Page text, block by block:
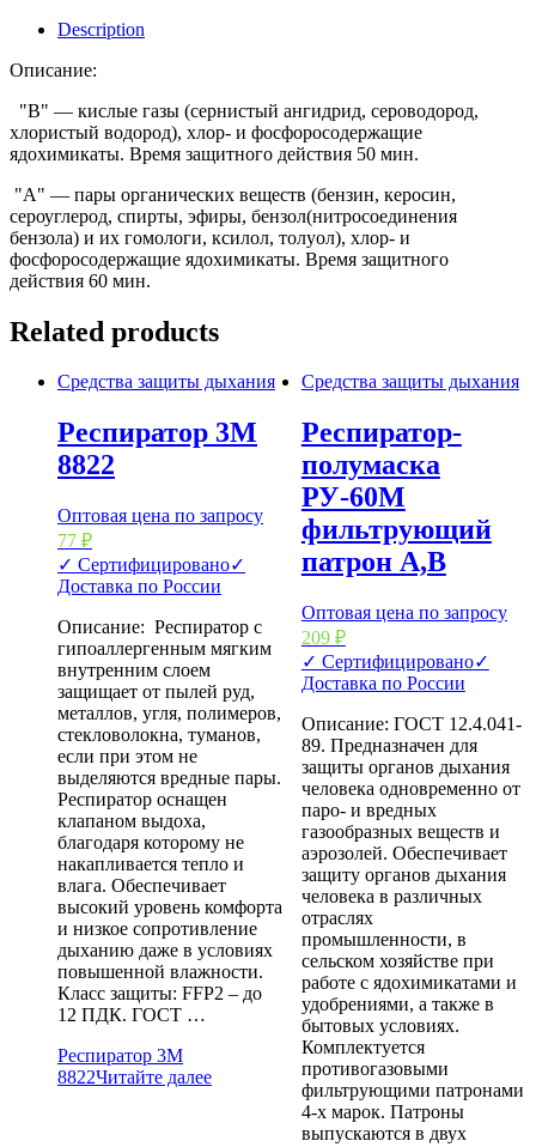
Description
Описание:
"В" — кислые газы (сернистый ангидрид, сероводород,
хлористый водород), хлор- и фосфоросодержащие
ядохимикаты. Время защитного действия 50 мин.
"А" — пары органических веществ (бензин, керосин,
сероуглерод, спирты, эфиры, бензол(нитросоединения
бензола) и их гомологи, ксилол, толуол), хлор- и
фосфоросодержащие ядохимикаты. Время защитного
действия 60 мин.
Related products
Средства защиты дыхания
Респиратор 3М
8822
Оптовая цена по запросу
77 ₽
✓ Сертифицировано✓
Доставка по России
Описание: Респиратор с
гипоаллергенным мягким
внутренним слоем
защищает от пылей руд,
металлов, угля, полимеров,
стекловолокна, туманов,
если при этом не
выделяются вредные пары.
Респиратор оснащен
клапаном выдоха,
благодаря которому не
накапливается тепло и
влага. Обеспечивает
высокий уровень комфорта
и низкое сопротивление
дыханию даже в условиях
повышенной влажности.
Класс защиты: FFP2 – до
12 ПДК. ГОСТ …
Респиратор 3М
8822Читайте далее
Средства защиты дыхания
Респиратор-
полумаска
РУ-60М
фильтрующий
патрон А,В
Оптовая цена по запросу
209 ₽
✓ Сертифицировано✓
Доставка по России
Описание: ГОСТ 12.4.041-
89. Предназначен для
защиты органов дыхания
человека одновременно от
паро- и вредных
газообразных веществ и
аэрозолей. Обеспечивает
защиту органов дыхания
человека в различных
отраслях
промышленности, в
сельском хозяйстве при
работе с ядохимикатами и
удобрениями, а также в
бытовых условиях.
Комплектуется
противогазовыми
фильтрующими патронами
4-х марок. Патроны
выпускаются в двух